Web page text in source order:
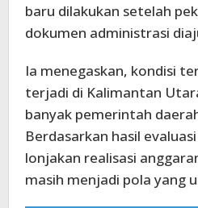
baru dilakukan setelah
dokumen administrasi
Ia menegaskan, kondisi
terjadi di Kalimantan
banyak pemerintah
Berdasarkan hasil
lonjakan realisasi
masih menjadi pola yang